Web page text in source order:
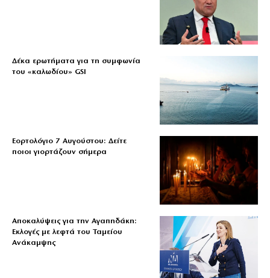
Δέκα ερωτήματα για τη συμφωνία
του «καλωδίου» GSI
Εορτολόγιο 7 Αυγούστου: Δείτε
ποιοι γιορτάζουν σήμερα
Αποκαλύψεις για την Αγαπηδάκη:
Εκλογές με λεφτά του Ταμείου
Ανάκαμψης